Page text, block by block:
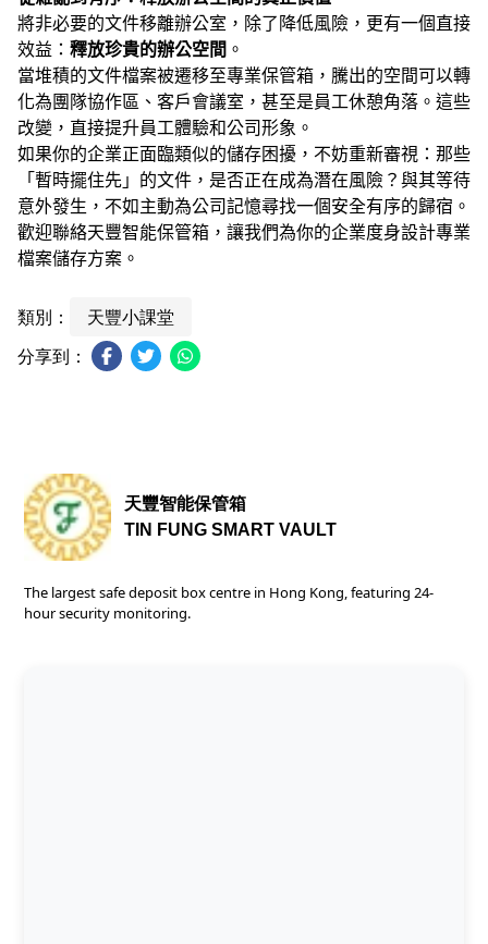
將非必要的文件移離辦公室，除了降低風險，更有一個直接
效益： 釋放珍貴的辦公空間 。
當堆積的文件檔案被遷移至專業保管箱，騰出的空間可以轉
化為團隊協作區、客戶會議室，甚至是員工休憩角落。這些
改變，直接提升員工體驗和公司形象。
如果你的企業正面臨類似的儲存困擾，不妨重新審視：那些
「暫時擺住先」的文件，是否正在成為潛在風險？與其等待
意外發生，不如主動為公司記憶尋找一個安全有序的歸宿。
歡迎聯絡天豐智能保管箱，讓我們為你的企業度身設計專業
檔案儲存方案。
類別：
天豐小課堂
分享到：
天豐智能保管箱
TIN FUNG SMART VAULT
The largest safe deposit box centre in Hong Kong, featuring 24-
hour security monitoring.